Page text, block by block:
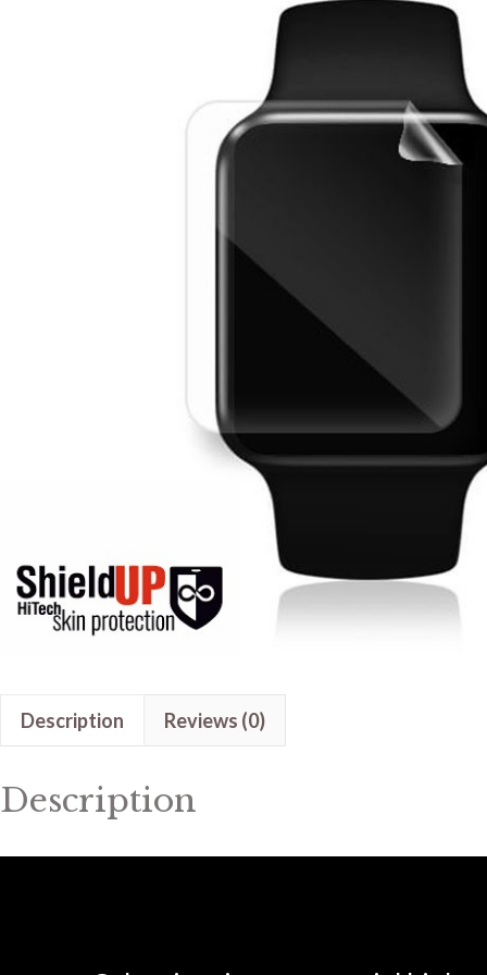
Description Reviews (0)
Description